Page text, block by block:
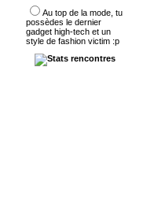
Au top de la mode, tu
possèdes le dernier
gadget high-tech et un
style de fashion victim :p